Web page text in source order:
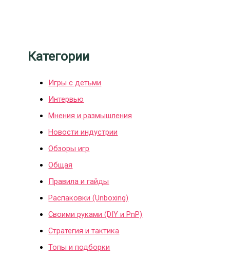
Категории
Игры с детьми
Интервью
Мнения и размышления
Новости индустрии
Обзоры игр
Общая
Правила и гайды
Распаковки (Unboxing)
Своими руками (DIY и PnP)
Стратегия и тактика
Топы и подборки